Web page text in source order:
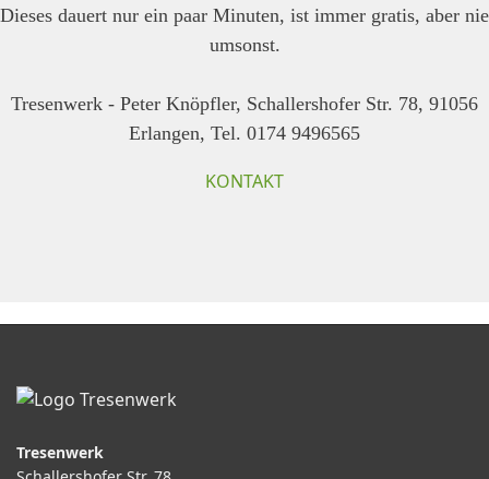
Dieses dauert nur ein paar Minuten, ist immer gratis, aber nie
umsonst.
Tresenwerk - Peter Knöpfler, Schallershofer Str. 78, 91056
Erlangen, Tel. 0174 9496565
KONTAKT
Tresenwerk